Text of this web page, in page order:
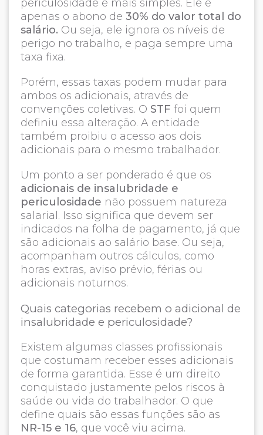
periculosidade é mais simples. Ele é
apenas o abono de 30% do valor total do
salário. Ou seja, ele ignora os níveis de
perigo no trabalho, e paga sempre uma
taxa fixa.
Porém, essas taxas podem mudar para
ambos os adicionais, através de
convenções coletivas. O STF foi quem
definiu essa alteração. A entidade
também proibiu o acesso aos dois
adicionais para o mesmo trabalhador.
Um ponto a ser ponderado é que os
adicionais de insalubridade e
periculosidade não possuem natureza
salarial. Isso significa que devem ser
indicados na folha de pagamento, já que
são adicionais ao salário base. Ou seja,
acompanham outros cálculos, como
horas extras, aviso prévio, férias ou
adicionais noturnos.
Quais categorias recebem o adicional de
insalubridade e periculosidade?
Existem algumas classes profissionais
que costumam receber esses adicionais
de forma garantida. Esse é um direito
conquistado justamente pelos riscos à
saúde ou vida do trabalhador. O que
define quais são essas funções são as
NR-15 e 16, que você viu acima.